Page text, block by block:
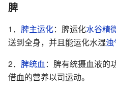
脾
1． 脾主运化：脾运化水谷精
送到全身，并且能运化水湿浊
2． 脾统血：脾有统摄血液的
借血的营养以司运动。